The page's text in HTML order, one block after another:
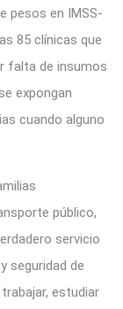
pesos en IMSS-
85 clínicas que
falta de insumos
expongan
cuando alguno
público,
servicio
seguridad de
estudiar